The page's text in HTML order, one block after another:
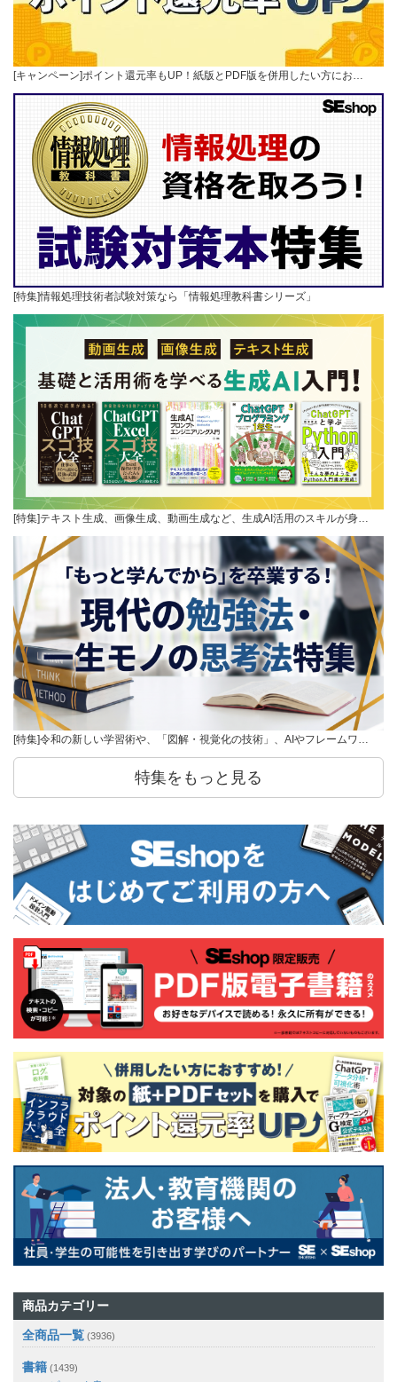
[キャンペーン]ポイント還元率もUP！紙版とPDF版を併用したい方にお…
[特集]情報処理技術者試験対策なら「情報処理教科書シリーズ」
[特集]テキスト生成、画像生成、動画生成など、生成AI活用のスキルが身…
[特集]令和の新しい学習術や、「図解・視覚化の技術」、AIやフレームワ…
特集をもっと見る
商品カテゴリー
全商品一覧 (3936)
書籍 (1439)